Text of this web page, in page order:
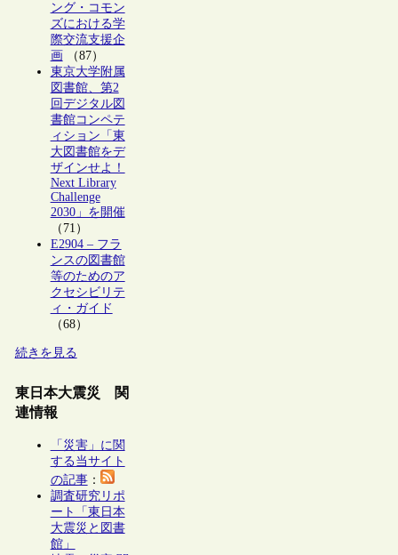
ング・コモン
ズにおける学
際交流支援企
画 （87）
東京大学附属
図書館、第2
回デジタル図
書館コンペテ
ィション「東
大図書館をデ
ザインせよ！
Next Library
Challenge
2030」を開催
（71）
E2904 – フラ
ンスの図書館
等のためのア
クセシビリテ
ィ・ガイド
（68）
続きを見る
東日本大震災 関
連情報
「災害」に関
する当サイト
の記事：
調査研究リポ
ート「東日本
大震災と図書
館」